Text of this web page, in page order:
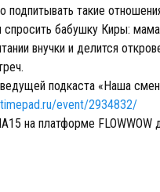
подпитывать такие
бабушку Киры:
внучки и делится
подкаста «Наша
event/2934832/
на платформе FLOWWOW